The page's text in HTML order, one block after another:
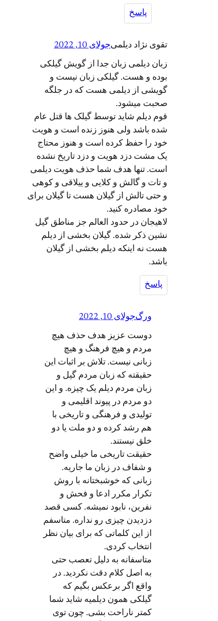
پاسخ
تقوی نژاد دیلمیجولای 10, 2022
زبان دیلمی زبان جدا از گویش گیلکی
بوده و هست. گیلکی زبان نیست و
گویشی از دیلمی هست که در جلگه
صحبت میشود.
قوم دیلم شاید توسط گیلک ها قتل عام
شده باشد ولی هنوز زنده است و هویت
خود را حفظ کرده است و هنوز محتاج
یک مشت دزد هویت و دزد تاریخ نشده
است. تنها هدف شما حذف هویت دیلمی
و تات و گالش و کلایی و ییلاقی و کوهی
و حتی تالش از گیلان هست تا گیلان برای
خود مصادره کنید.
لاهیجان در حدود العالم جز مناطق گیل
نشین ذکر شده. گیلان بخشی از دیلم
هست نه اینکه دیلم بخشی از گیلان
باشد.
پاسخ
ورگجولای 10, 2022
دوست عزیز هدف حذف هیچ
مردم و هیچ فرهنگ و هیچ
زبانی نیست. تلاش بر اثبات این
حقيقته که زبان مردم گیل و
زبان مردم دیلم یک چیزه. و این
دو مردم در پیوند اقلیمی و
تولیدی و فرهنگی و تاریخی با
هم رشد کرده و دو ملت یا دو
خلق نیستند.
حقیقت تاریخی ما خیلی واضح
و شفاف در زبان ما جاریه.
زبانی که خوشبختانه با روش
تکرار مکرر ادعا و فحش و
نفرين، نابود نمیشه. کسی قصد
دزدیدن چیزی رو نداره. متاسفم
از این کلماتی که برای بیان نظر
انتخاب کردی.
متاسفانه به دليل تعصب حتی
به اصل کلام دقت نکردید. در
واقع اگر برعکس بگيم که
گیلکی همون دیلمیه شاید شما
کمتر ناراحت بشی. چون توی